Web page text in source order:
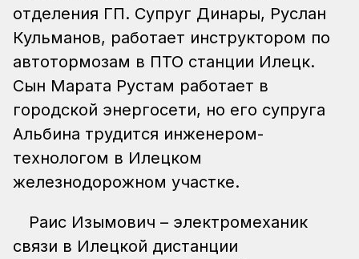
отделения ГП. Супруг Динары, Руслан
Кульманов, работает инструктором по
автотормозам в ПТО станции Илецк.
Сын Марата Рустам работает в
городской энергосети, но его супруга
Альбина трудится инженером-
технологом в Илецком
железнодорожном участке.
Раис Изымович – электромеханик
связи в Илецкой дистанции